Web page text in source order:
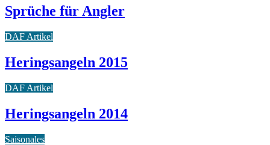
Sprüche für Angler
DAF Artikel
Heringsangeln 2015
DAF Artikel
Heringsangeln 2014
Saisonales